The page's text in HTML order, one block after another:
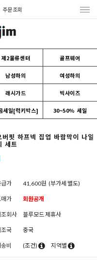
주문조회
제2물류센터 골프웨어
남성하의 여성하의
래시가드 빅사이즈
세일[럭키박스] 30~50% 세일
하프넥 집업 바람막이 나일
세트
급가 41,600원 (부가세 별도)
가 회원공개
회사 블루모드 제휴사
국 중국
비 (조건) 지역별